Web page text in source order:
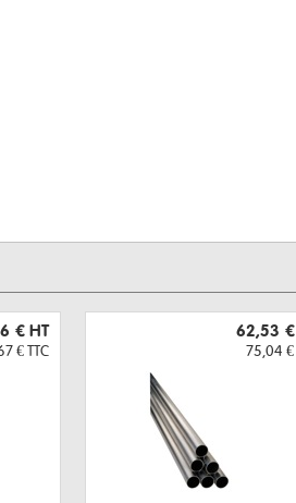
€ HT
€ TTC
62,53 €
75,04 €